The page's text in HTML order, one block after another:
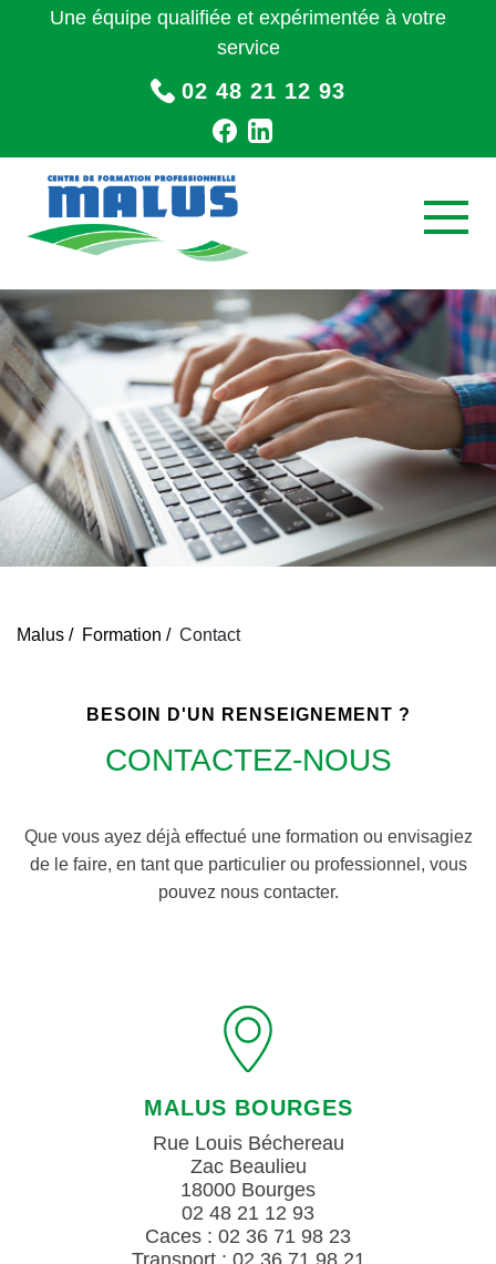
Une équipe qualifiée et expérimentée à votre
service
02 48 21 12 93
Malus / Formation / Contact
BESOIN D'UN RENSEIGNEMENT ?
CONTACTEZ-NOUS
Que vous ayez déjà effectué une formation ou envisagiez
de le faire, en tant que particulier ou professionnel, vous
pouvez nous contacter.
MALUS BOURGES
Rue Louis Béchereau
Zac Beaulieu
18000 Bourges
02 48 21 12 93
Caces : 02 36 71 98 23
Transport : 02 36 71 98 21